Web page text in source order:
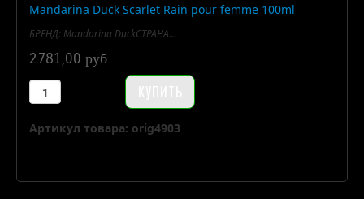
Mandarina Duck Scarlet Rain pour femme 100ml
БРЕНД: Mandarina DuckСТРАНА...
2781,00 руб
Артикул товара: orig4903